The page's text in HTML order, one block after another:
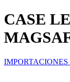
CASE